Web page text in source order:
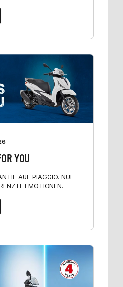
YOU
AUF PIAGGIO. NULL
EMOTIONEN.